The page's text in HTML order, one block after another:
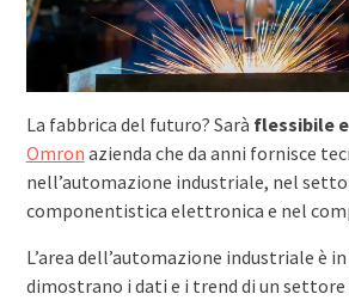
La fabbrica del futuro? Sarà flessibile
Omron azienda che da anni fornisce
nell’automazione industriale, nel
componentistica elettronica e nel
L’area dell’automazione industriale è
dimostrano i dati e i trend di un settore